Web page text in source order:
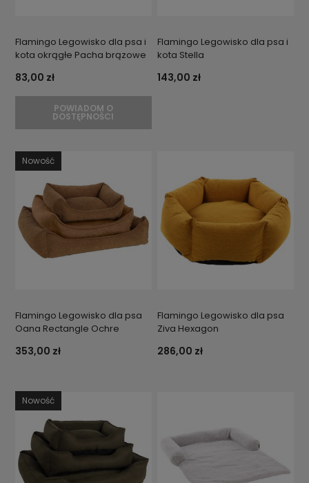
Flamingo Legowisko dla psa i
kota okrągłe Pacha brązowe
83,00 zł
POWIADOM O
DOSTĘPNOŚCI
Flamingo Legowisko dla psa i
kota Stella
143,00 zł
Flamingo Legowisko dla psa
Oana Rectangle Ochre
353,00 zł
Nowość
Flamingo Legowisko dla psa
Ziva Hexagon
286,00 zł
Nowość